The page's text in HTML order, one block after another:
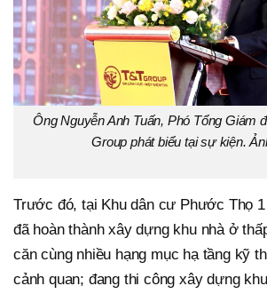
Ông Nguyễn Anh Tuấn, Phó Tổng Giám
Group phát biểu tại sự kiện.
Trước đó, tại Khu dân cư Phước Thọ
đã hoàn thành xây dựng khu nhà ở
căn cùng nhiều hạng mục hạ tầng kỹ
cảnh quan; đang thi công xây dựng